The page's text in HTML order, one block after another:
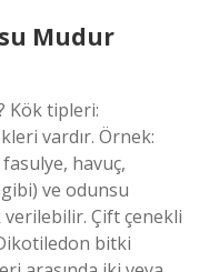
Mudur
Kök tipleri:
vardır. Örnek:
havuç,
ve odunsu
Çift çenekli
bitki